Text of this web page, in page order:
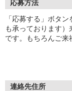
応募方法
「応募する」ボタ
も承っております
です。もちろんご来
連絡先住所